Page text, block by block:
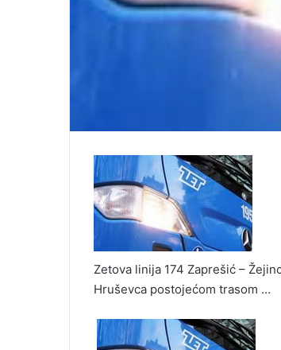
Zetova linija 174 Zaprešić –
Hruševca postojećom trasom …